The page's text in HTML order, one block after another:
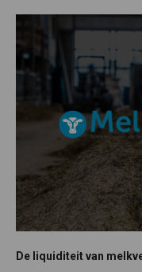
De liquiditeit van